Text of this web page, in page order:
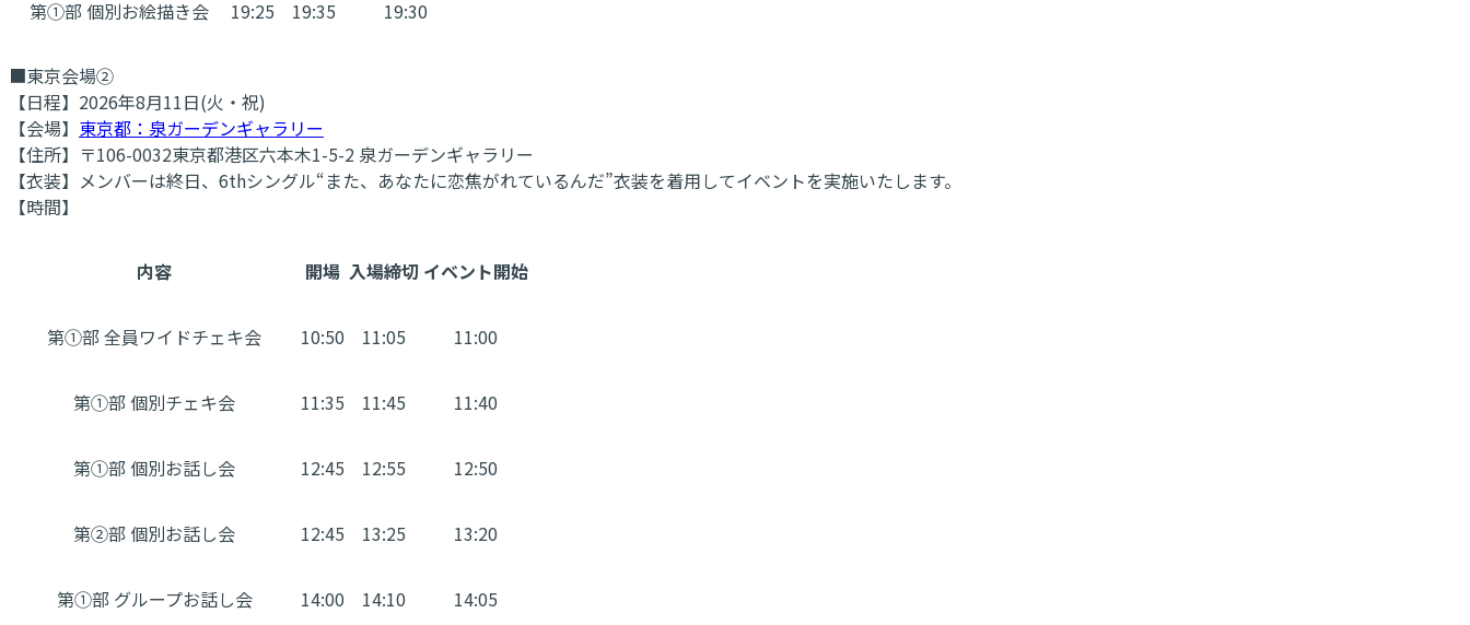
第①部 個別お絵描き会 19:25 19:35 19:30
■東京会場➁
【日程】2026年8月11日(火・祝)
【会場】 東京都：泉ガーデンギャラリー
【住所】〒106-0032東京都港区六本木1-5-2 泉ガーデンギャラリー
【衣装】メンバーは終日、6thシングル“また、あなたに恋焦がれているんだ”衣装を着用してイベントを実施いたします。
【時間】
内容 開場 入場締切 イベント開始
第①部 全員ワイドチェキ会 10:50 11:05 11:00
第①部 個別チェキ会 11:35 11:45 11:40
第①部 個別お話し会 12:45 12:55 12:50
第②部 個別お話し会 12:45 13:25 13:20
第①部 グループお話し会 14:00 14:10 14:05